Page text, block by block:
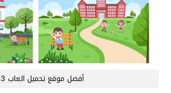
أفضل موقع تحميل العاب 2023